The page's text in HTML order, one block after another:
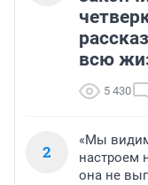
всю
5 430
2
«Мы
настроем
она не